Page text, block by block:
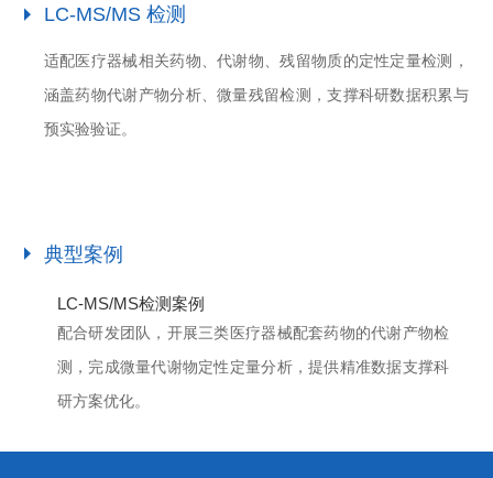
LC-MS/MS 检测
适配医疗器械相关药物、代谢物、残留物质的定性定量检测，
涵盖药物代谢产物分析、微量残留检测，支撑科研数据积累与
预实验验证。
典型案例
LC-MS/MS检测案例
配合研发团队，开展三类医疗器械配套药物的代谢产物检
测，完成微量代谢物定性定量分析，提供精准数据支撑科
研方案优化。